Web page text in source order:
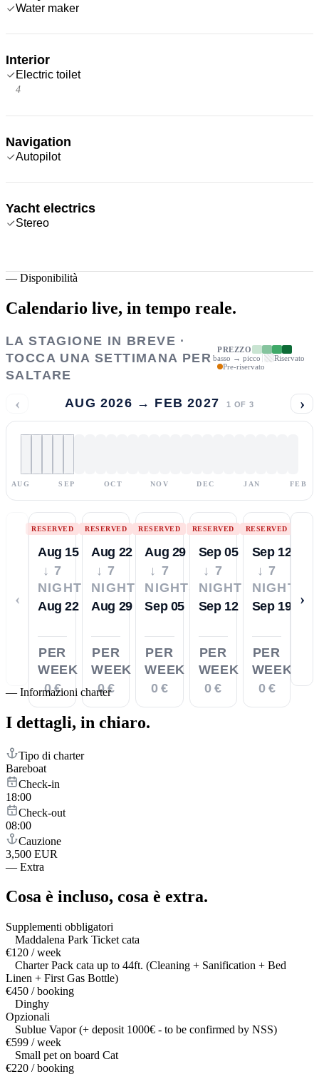
Water maker
Interior
Electric toilet
4
Navigation
Autopilot
Yacht electrics
Stereo
— Disponibilità
Calendario live, in tempo reale.
LA STAGIONE IN BREVE ·
TOCCA UNA SETTIMANA PER
SALTARE
PREZZO
basso → picco
Riservato
Pre-riservato
‹ AUG 2026 → FEB 2027 1 OF 3 ›
AUG SEP OCT NOV DEC JAN FEB
‹
RESERVED
Aug 15
↓ 7
NIGHTS
Aug 22
PER
WEEK
0 €
RESERVED
Aug 22
↓ 7
NIGHTS
Aug 29
PER
WEEK
0 €
RESERVED
Aug 29
↓ 7
NIGHTS
Sep 05
PER
WEEK
0 €
RESERVED
Sep 05
↓ 7
NIGHTS
Sep 12
PER
WEEK
0 €
RESERVED
Sep 12
↓ 7
NIGHTS
Sep 19
PER
WEEK
0 €
›
— Informazioni charter
I dettagli, in chiaro.
Tipo di charter
Bareboat
Check-in
18:00
Check-out
08:00
Cauzione
3,500 EUR
— Extra
Cosa è incluso, cosa è extra.
Supplementi obbligatori
Maddalena Park Ticket cata
€120 / week
Charter Pack cata up to 44ft. (Cleaning + Sanification + Bed
Linen + First Gas Bottle)
€450 / booking
Dinghy
Opzionali
Sublue Vapor (+ deposit 1000€ - to be confirmed by NSS)
€599 / week
Small pet on board Cat
€220 / booking